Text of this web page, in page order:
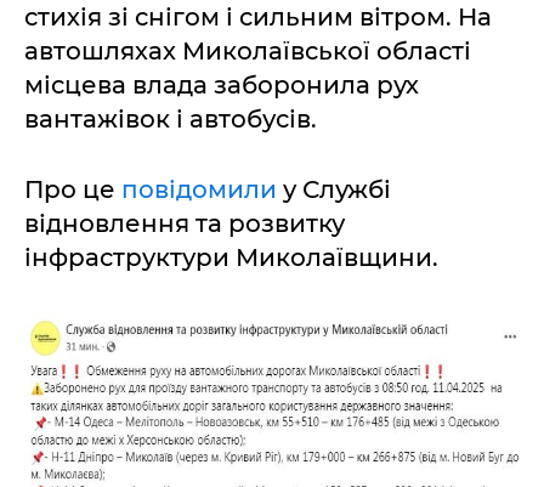
стихія зі снігом і сильним вітром. На
автошляхах Миколаївської області
місцева влада заборонила рух
вантажівок і автобусів.
Про це повідомили у Службі
відновлення та розвитку
інфраструктури Миколаївщини.